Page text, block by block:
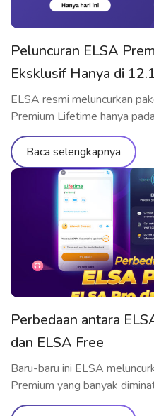
Peluncuran ELSA
Eksklusif Hanya di
ELSA resmi meluncurkan
Premium Lifetime hanya
batas ke ribuan materi
dan kemampuan komunikasi
semuanya dengan biaya
untuk mendapatkan promo
Premium Lifetime Sebagai
pengguna setia, ELSA
Baca selengkapnya
Perbedaan antara
dan ELSA Free
Baru-baru ini ELSA
Premium yang banyak
oleh para pelajar.